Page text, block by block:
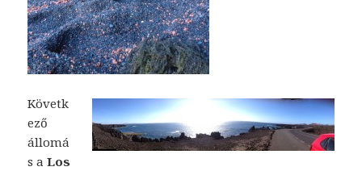
Követk
ező
állomá
s aLos